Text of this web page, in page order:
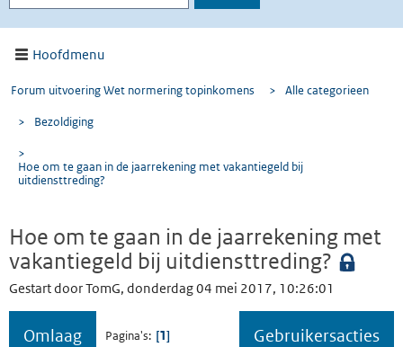
Hoofdmenu
Forum uitvoering Wet normering topinkomens > Alle categorieen
> Bezoldiging
>
Hoe om te gaan in de jaarrekening met vakantiegeld bij
uitdiensttreding?
Hoe om te gaan in de jaarrekening met
vakantiegeld bij uitdiensttreding?
Gestart door TomG, donderdag 04 mei 2017, 10:26:01
Omlaag Pagina's 1 Gebruikersacties